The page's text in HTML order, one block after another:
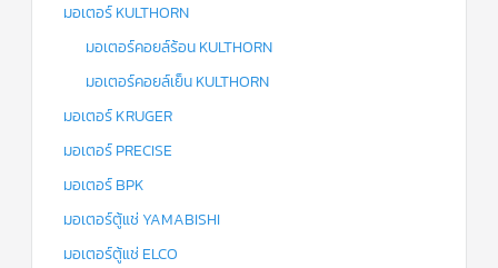
มอเตอร์ KULTHORN
มอเตอร์คอยล์ร้อน KULTHORN
มอเตอร์คอยล์เย็น KULTHORN
มอเตอร์ KRUGER
มอเตอร์ PRECISE
มอเตอร์ BPK
มอเตอร์ตู้แช่ YAMABISHI
มอเตอร์ตู้แช่ ELCO